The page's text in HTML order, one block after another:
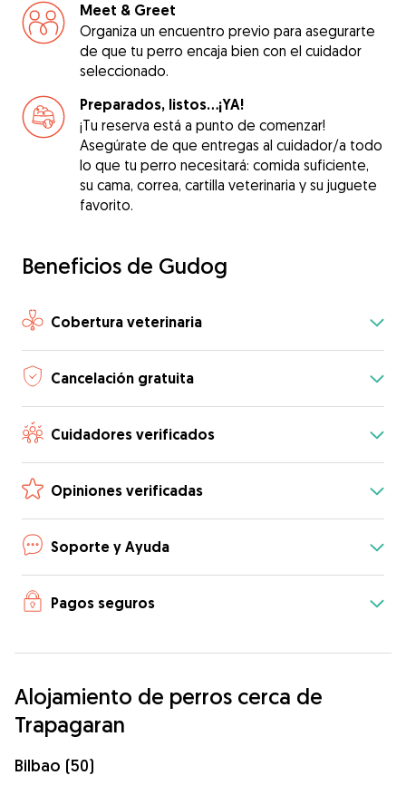
Meet & Greet
Organiza un encuentro previo para asegurarte
de que tu perro encaja bien con el cuidador
seleccionado.
Preparados, listos...¡YA!
¡Tu reserva está a punto de comenzar!
Asegúrate de que entregas al cuidador/a todo
lo que tu perro necesitará: comida suficiente,
su cama, correa, cartilla veterinaria y su juguete
favorito.
Beneficios de Gudog
Cobertura veterinaria
Cancelación gratuita
Cuidadores verificados
Opiniones verificadas
Soporte y Ayuda
Pagos seguros
Alojamiento de perros cerca de
Trapagaran
Bilbao (50)